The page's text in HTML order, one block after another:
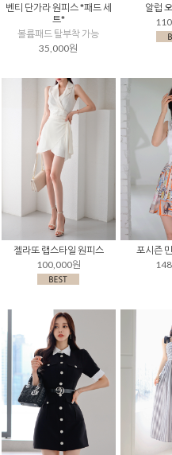
벤티 단가라 원피스 *패드 세
트*
볼륨패드 탈부착 가능
35,000원
알럽
젤라또 랩스타일 원피스
100,000원
포시즌